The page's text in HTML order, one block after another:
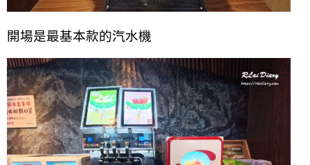
開場是最基本款的汽水機